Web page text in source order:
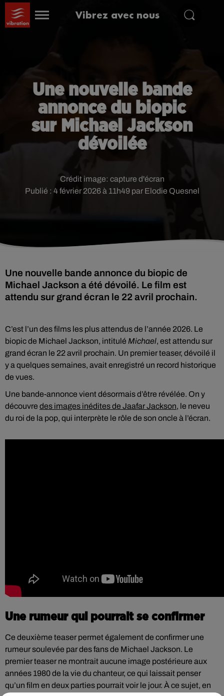
Vibrez avec nous
Une nouvelle bande
annonce du biopic
sur Michael Jackson
dévoilée
Publié : 4 février 2026 à 11h49 par Elodie Quesnel
Crédit image: capture d'écran
Une nouvelle bande annonce du biopic de
Michael Jackson a été dévoilé. Le film est
attendu sur grand écran le 22 avril prochain.
C’est l’un des films les plus attendus de l’année 2026. Le
biopic de Michael Jackson, intitulé Michael, est attendu sur
grand écran le 22 avril prochain. Un premier teaser, dévoilé il
y a quelques semaines, avait enregistré un record historique
de vues.
Une bande-annonce vient désormais d’être révélée. On y
découvre des images inédites de Jaafar Jackson, le neveu
du roi de la pop, qui interprète le rôle de son oncle à l’écran.
Une rumeur qui pourrait se confirmer
Ce deuxième teaser permet également de confirmer une
rumeur soulevée par des fans de Michael Jackson. Le
premier teaser ne montrait aucune image postérieure aux
années 1980 de la vie du chanteur, ce qui laissait penser
qu’un film en deux parties pourrait voir le jour. À ce sujet, en